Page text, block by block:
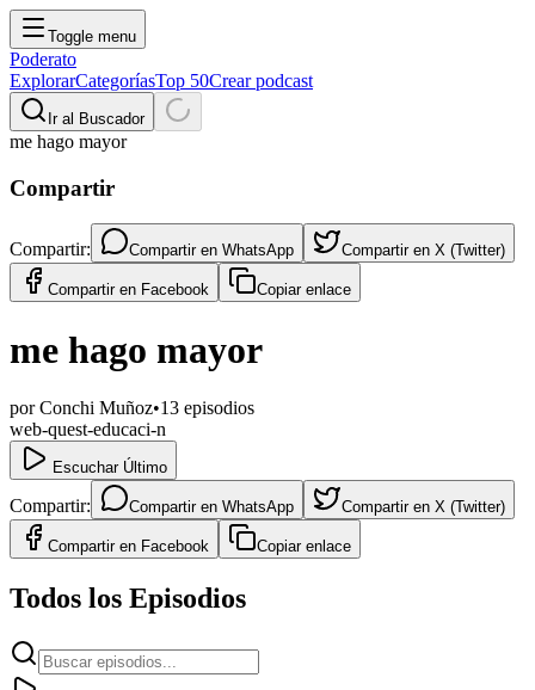
Toggle menu
Poderato
ExplorarCategoríasTop 50Crear podcast
Ir al Buscador
me hago mayor
Compartir
Compartir: Compartir en WhatsApp Compartir en X (Twitter)
Compartir en Facebook Copiar enlace
me hago mayor
porConchi Muñoz•13 episodios
web-quest-educaci-n
Escuchar Último
Compartir: Compartir en WhatsApp Compartir en X (Twitter)
Compartir en Facebook Copiar enlace
Todos los Episodios